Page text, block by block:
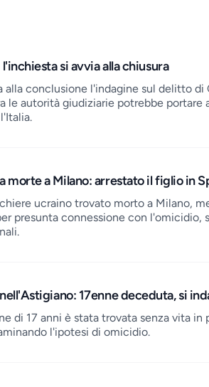
si avvia alla chiusura
alla conclusione l'indagine sul delitto di
le autorità giudiziarie potrebbe portare
morte a Milano: arrestato il figlio in
ucraino trovato morto a Milano,
presunta connessione con l'omicidio,
17enne deceduta, si
di 17 anni è stata trovata senza vita
l'ipotesi di omicidio.